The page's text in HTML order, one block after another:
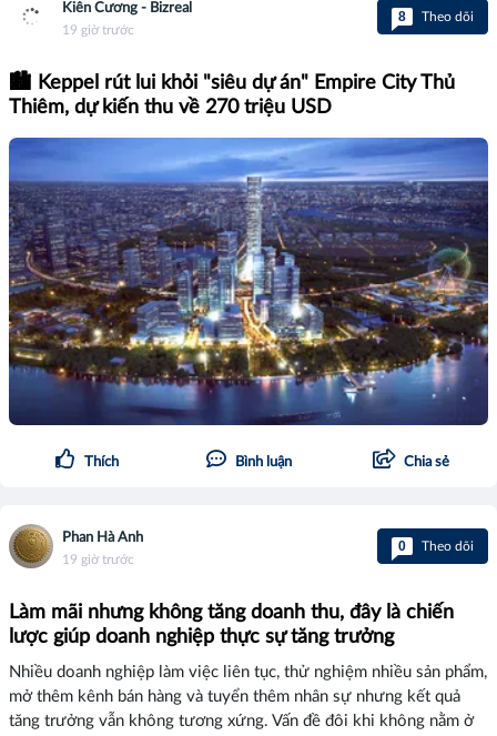
Kiên Cương - Bizreal
19 giờ trước
8 Theo dõi
🏙️ Keppel rút lui khỏi "siêu dự án" Empire City Thủ
Thiêm, dự kiến thu về 270 triệu USD
Thích Bình luận Chia sẻ
Phan Hà Anh
19 giờ trước
0 Theo dõi
Làm mãi nhưng không tăng doanh thu, đây là chiến
lược giúp doanh nghiệp thực sự tăng trưởng
Nhiều doanh nghiệp làm việc liên tục, thử nghiệm nhiều sản phẩm,
mở thêm kênh bán hàng và tuyển thêm nhân sự nhưng kết quả
tăng trưởng vẫn không tương xứng. Vấn đề đôi khi không nằm ở